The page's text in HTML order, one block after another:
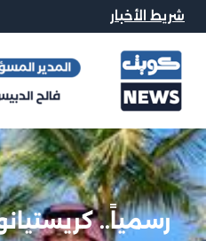
شريط الأخبار
رسمياً..